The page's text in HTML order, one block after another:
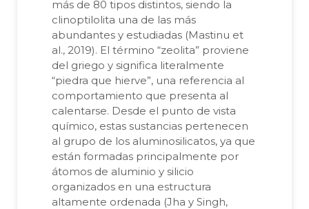
más de 80 tipos distintos, siendo la
clinoptilolita una de las más
abundantes y estudiadas (Mastinu et
al., 2019). El término “zeolita” proviene
del griego y significa literalmente
“piedra que hierve”, una referencia al
comportamiento que presenta al
calentarse. Desde el punto de vista
químico, estas sustancias pertenecen
al grupo de los aluminosilicatos, ya que
están formadas principalmente por
átomos de aluminio y silicio
organizados en una estructura
altamente ordenada (Jha y Singh,